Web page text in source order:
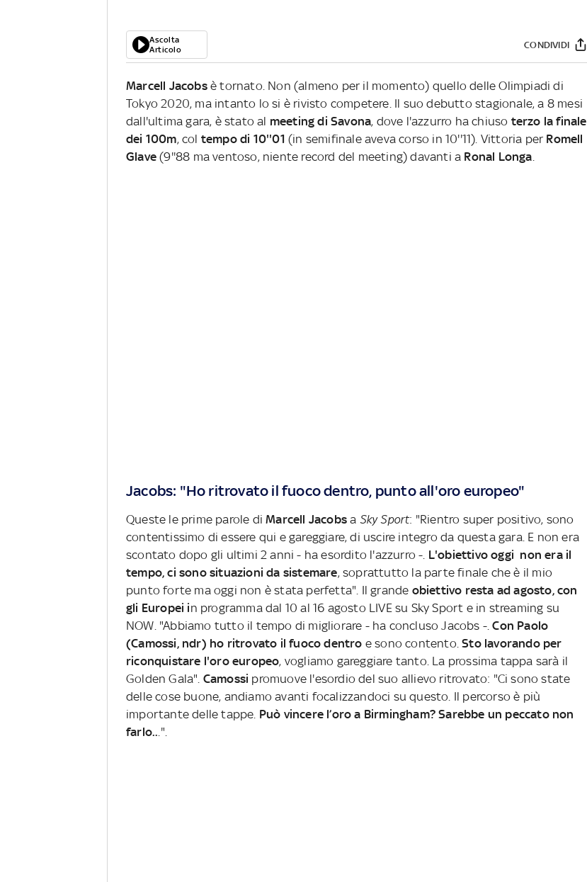
Ascolta
Articolo
CONDIVIDI
Marcell Jacobsè tornato. Non (almeno per il momento) quello delle Olimpiadi di
Tokyo 2020, ma intanto lo si è rivisto competere. Il suo debutto stagionale, a 8 mesi
dall'ultima gara, è stato al meeting di Savona, dove l'azzurro ha chiuso terzo la finale
dei 100m, col tempo di 10''01 (in semifinale aveva corso in 10''11). Vittoria per Romell
Glave (9''88 ma ventoso, niente record del meeting) davanti a Ronal Longa.
Jacobs: "Ho ritrovato il fuoco dentro, punto all'oro europeo"
Queste le prime parole diMarcell Jacobs a Sky Sport: "Rientro super positivo, sono
contentissimo di essere qui e gareggiare, di uscire integro da questa gara. E non era
scontato dopo gli ultimi 2 anni - ha esordito l'azzurro -. L'obiettivo oggi non era il
tempo, ci sono situazioni da sistemare, soprattutto la parte finale che è il mio
punto forte ma oggi non è stata perfetta". Il grande obiettivo resta ad agosto, con
gli Europei in programma dal 10 al 16 agosto LIVE su Sky Sport e in streaming su
NOW. "Abbiamo tutto il tempo di migliorare - ha concluso Jacobs -.Con Paolo
(Camossi, ndr) ho ritrovato il fuoco dentro e sono contento.Sto lavorando per
riconquistare l'oro europeo, vogliamo gareggiare tanto. La prossima tappa sarà il
Golden Gala". Camossi promuove l'esordio del suo allievo ritrovato: "Ci sono state
delle cose buone, andiamo avanti focalizzandoci su questo. Il percorso è più
importante delle tappe. Può vincere l’oro a Birmingham? Sarebbe un peccato non
farlo...".